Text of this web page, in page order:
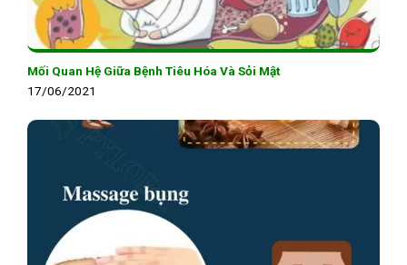
Mối Quan Hệ Giữa Bệnh Tiêu Hóa Và Sỏi Mật
17/06/2021